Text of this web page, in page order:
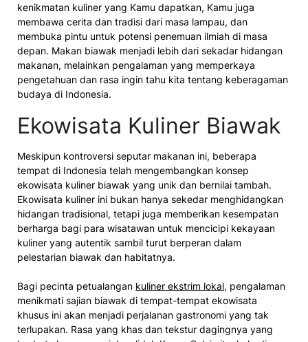
kenikmatan kuliner yang Kamu dapatkan, Kamu juga
membawa cerita dan tradisi dari masa lampau, dan
membuka pintu untuk potensi penemuan ilmiah di masa
depan. Makan biawak menjadi lebih dari sekadar hidangan
makanan, melainkan pengalaman yang memperkaya
pengetahuan dan rasa ingin tahu kita tentang keberagaman
budaya di Indonesia.
Ekowisata Kuliner Biawak
Meskipun kontroversi seputar makanan ini, beberapa
tempat di Indonesia telah mengembangkan konsep
ekowisata kuliner biawak yang unik dan bernilai tambah.
Ekowisata kuliner ini bukan hanya sekedar menghidangkan
hidangan tradisional, tetapi juga memberikan kesempatan
berharga bagi para wisatawan untuk mencicipi kekayaan
kuliner yang autentik sambil turut berperan dalam
pelestarian biawak dan habitatnya.
Bagi pecinta petualangan kuliner ekstrim lokal, pengalaman
menikmati sajian biawak di tempat-tempat ekowisata
khusus ini akan menjadi perjalanan gastronomi yang tak
terlupakan. Rasa yang khas dan tekstur dagingnya yang